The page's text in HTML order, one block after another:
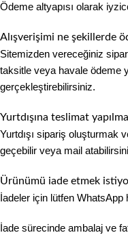
Ödeme altyapısı olarak
Alışverişimi ne şekillerde
Sitemizden vereceğiniz
taksitle veya havale ödeme
gerçekleştirebilirsiniz.
Yurtdışına teslimat
Yurtdışı sipariş oluşturmak
geçebilir veya mail
Ürünümü iade etmek
İadeler için lütfen WhatsApp
İade sürecinde ambalaj ve